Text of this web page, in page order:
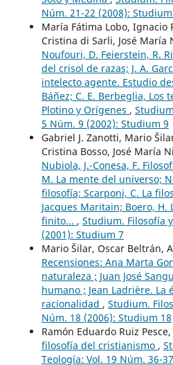
Núm. 21-22 (2008):
María Fátima Lobo, Ignacio
Cristina di Sarli, José María
Noufouri, D. Feierstein, R.
del crisol de razas; J. A.
intelecto agente. Estudio
Báñez; C. E. Berbeglia, Los
Plotino y Orígenes ,
5 Núm. 9 (2002): Studium 9
Gabriel J. Zanotti, Mario
Cristina Bosso, José María
Nubiola, J.-Conesa, F.
M. La mente del universo;
filosofía; Scarponi, C. La
Jacques Maritain; Boero,
finito... , Studium. Filosofía
(2001): Studium 7
Mario Šilar, Oscar Beltrán,
Recensiones: Ana Marta
naturaleza ; Juan José
humano ; Jean Ladrière. La
racionalidad , Studium.
Núm. 18 (2006): Studium 18
Ramón Eduardo Ruiz Pesce,
filosofía del cristianismo ,
Teología: Vol. 19 Núm. 36-